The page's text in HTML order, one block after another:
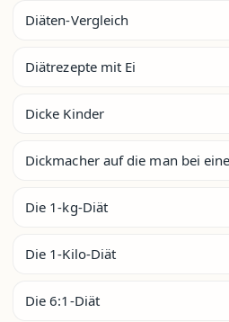
Diäten-Vergleich
Diätrezepte mit Ei
Dicke Kinder
Dickmacher auf die man bei
Die 1-kg-Diät
Die 1-Kilo-Diät
Die 6:1-Diät